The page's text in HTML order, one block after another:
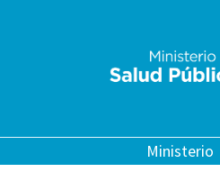
Ministerio